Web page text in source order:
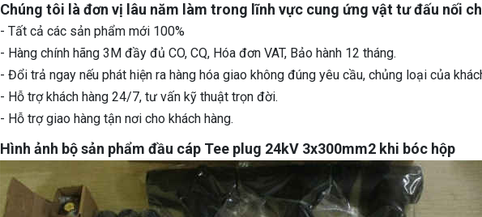
Chúng tôi là đơn vị lâu năm làm trong lĩnh vực cung ứng vật tư đấu nối
- Tất cả các sản phẩm mới 100%
- Hàng chính hãng 3M đầy đủ CO, CQ, Hóa đơn VAT, Bảo hành 12 tháng.
- Đổi trả ngay nếu phát hiện ra hàng hóa giao không đúng yêu cầu, chủng loại của
- Hỗ trợ khách hàng 24/7, tư vấn kỹ thuật trọn đời.
- Hỗ trợ giao hàng tận nơi cho khách hàng.
Hình ảnh bộ sản phẩm đầu cáp Tee plug 24kV 3x300mm2 khi bóc hộp